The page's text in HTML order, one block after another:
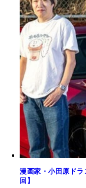
漫画家・小田原ド
回】